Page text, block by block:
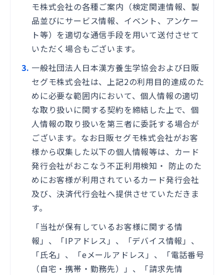
モ株式会社の各種ご案内（検定関連情報、製
品並びにサービス情報、イベント、アンケー
ト等）を適切な通信手段を用いて送付させて
いただく場合もございます。
一般社団法人日本漢方養生学協会および日販
セグモ株式会社は、上記2の利用目的達成のた
めに必要な範囲内において、個人情報の適切
な取り扱いに関する契約を締結した上で、個
人情報の取り扱いを第三者に委託する場合が
ございます。なお日販セグモ株式会社がお客
様から収集した以下の個人情報等は、カード
発行会社がおこなう不正利用検知・ 防止のた
めにお客様が利用されているカード発行会社
及び、決済代行会社へ提供させていただきま
す。
「当社が保有しているお客様に関する情
報」、「IPアドレス」、「デバイス情報」、
「氏名」、「eメールアドレス」、「電話番号
（自宅・携帯・勤務先）」、「請求先情